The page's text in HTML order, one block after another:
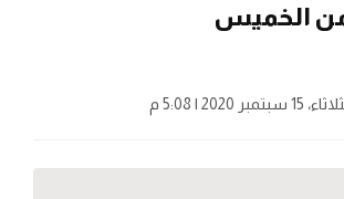
من الخميس
15 سبتمبر 2020 | 5:08 م